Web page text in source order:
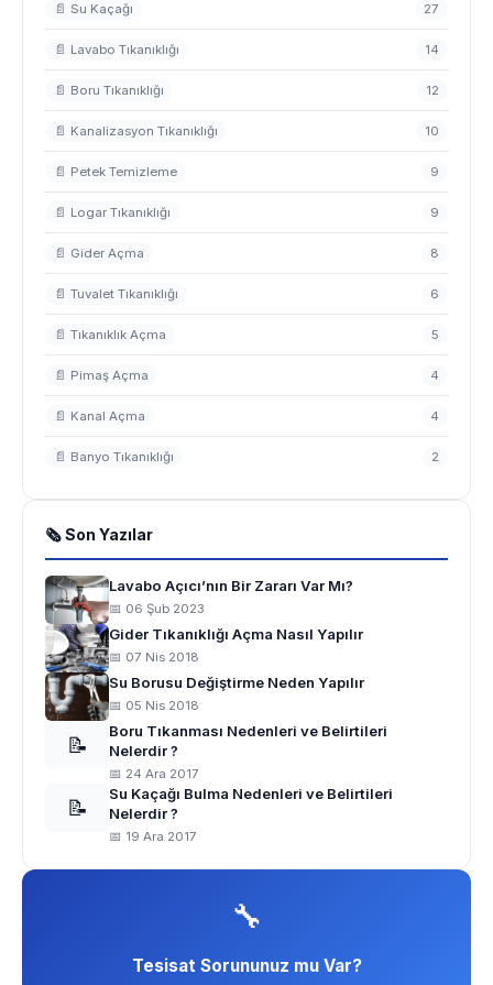
📄 Su Kaçağı 27
📄 Lavabo Tıkanıklığı 14
📄 Boru Tıkanıklığı 12
📄 Kanalizasyon Tıkanıklığı 10
📄 Petek Temizleme 9
📄 Logar Tıkanıklığı 9
📄 Gider Açma 8
📄 Tuvalet Tıkanıklığı 6
📄 Tıkanıklık Açma 5
📄 Pimaş Açma 4
📄 Kanal Açma 4
📄 Banyo Tıkanıklığı 2
🗞 Son Yazılar
Lavabo Açıcı’nın Bir Zararı Var Mı?
📅 06 Şub 2023
Gider Tıkanıklığı Açma Nasıl Yapılır
📅 07 Nis 2018
Su Borusu Değiştirme Neden Yapılır
📅 05 Nis 2018
📝
Boru Tıkanması Nedenleri ve Belirtileri
Nelerdir ?
📅 24 Ara 2017
📝
Su Kaçağı Bulma Nedenleri ve Belirtileri
Nelerdir ?
📅 19 Ara 2017
🔧
Tesisat Sorununuz mu Var?